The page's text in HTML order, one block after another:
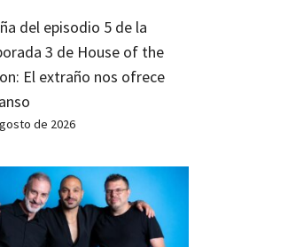
del episodio 5 de la
3 de House of the
El extraño nos ofrece
de 2026